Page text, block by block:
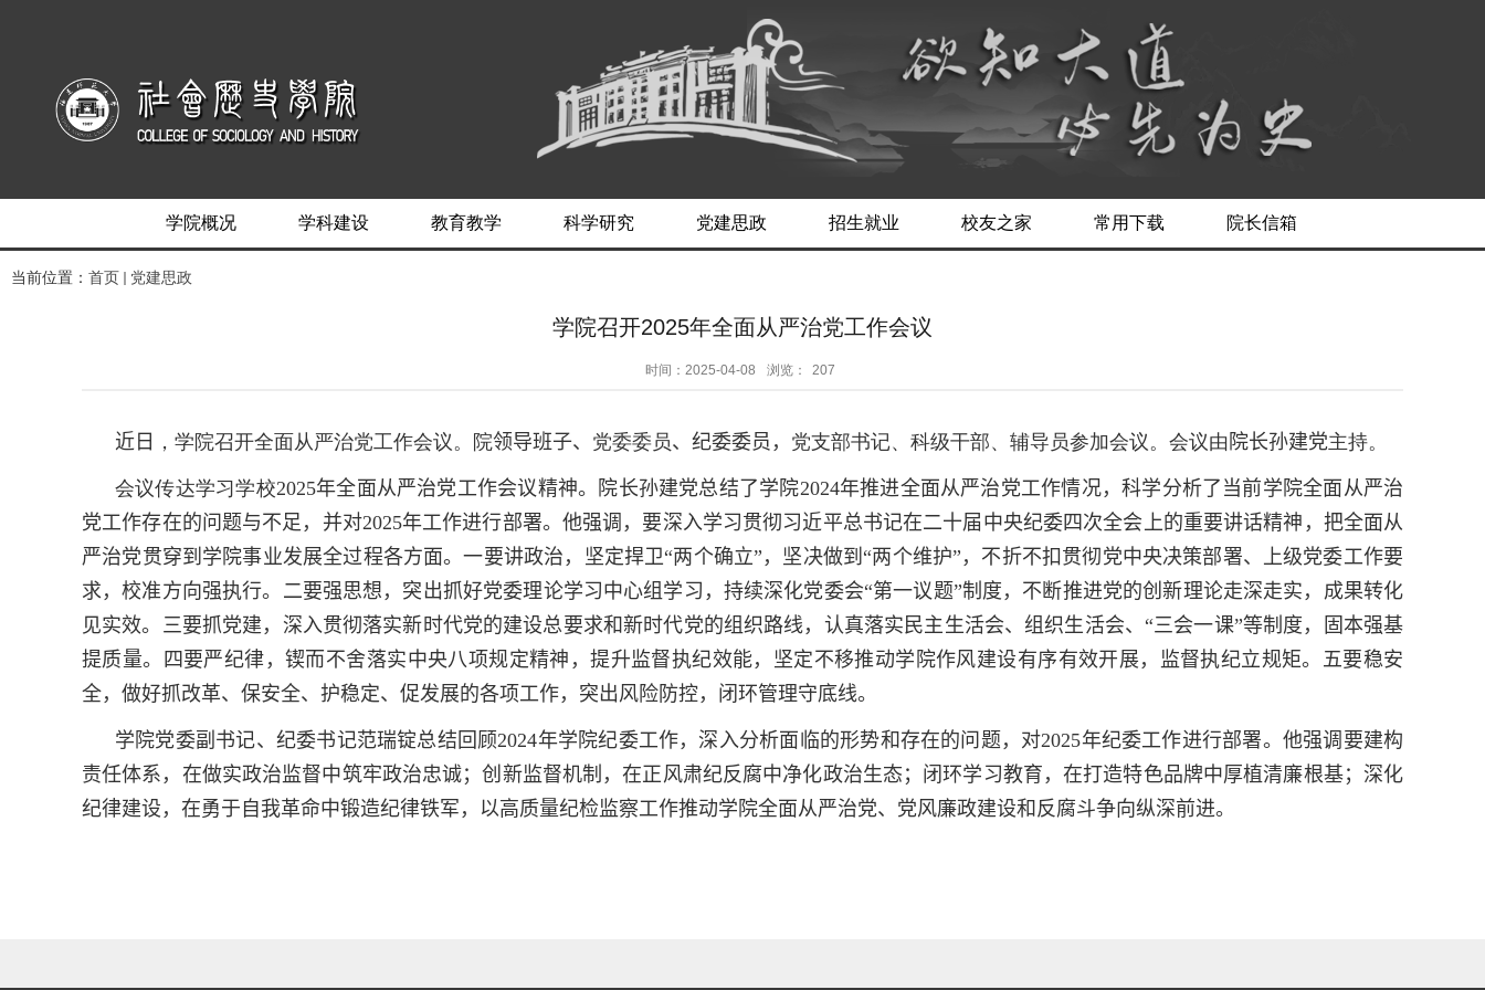
学院概况 学科建设 教育教学 科学研究 党建思政 招生就业 校友之家 常用下载 院长信箱
当前位置： 首页 党建思政
学院召开2025年全面从严治党工作会议
时间：2025-04-08 浏览： 207
近日 ，学院召开全面从严治党工作会议。院领导班子、 党委委员、 纪委委员， 党支部书记、科级干部、辅导员参加会议。会议由 院长孙建党主持。
会议传达学习学校2025年全面从严治党工作会议精神。 院长孙建党总结了学院2024年推进全面从严治党工作情况，科学分析了当前学院全面从严治
党工作存在的问题与不足， 并对2025年工作进行部署。他强调，要深入学习贯彻习近平总书记在二十届中央纪委四次全会上的重要讲话精神，把全面从
严治党贯穿到学院事业发展全过程各方面。一要讲政治 ，坚定捍卫“两个确立”，坚决做到“两个维护”，不折不扣贯彻党中央决策部署、上级党委工作要
求，校准方向强执行。二要强思想，突出抓好党委理论学习中心组学习，持续深化党委会“第一议题”制度，不断推进党的创新理论走深走实，成果转化
见实效。三要抓党建，深入贯彻落实新时代党的建设总要求和新时代党的组织路线，认真落实民主生活会、组织生活会、“三会一课”等制度，固本强基
提质量。四 要严纪律，锲而不舍落实中央八项规定精神，提升监督执纪效能，坚定不移推动学院作风建设有序有效开展，监督执纪立规矩。五要稳安
全，做好抓改革、保安全、护稳定、促发展的各项工作，突出风险防控，闭环管理守底线。
学院党委副书记、纪委书记范瑞锭总结回顾2024年学院纪委工作，深入分析面临的形势和存在的问题，对2025年纪委工作进行部署。他强调要建构
责任体系，在做实政治监督中筑牢政治忠诚；创新监督机制，在正风肃纪反腐中净化政治生态；闭环学习教育，在打造特色品牌中厚植清廉根基；深化
纪律建设，在勇于自我革命中锻造纪律铁军，以高质量纪检监察工作推动学院全面从严治党、党风廉政建设和反腐斗争向纵深前进。